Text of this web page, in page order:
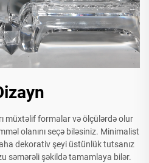
müxtəlif formalar və ölçülərdə olur
olanını seçə biləsiniz. Minimalist
dekorativ şeyi üstünlük tutsanız
səmərəli şəkildə tamamlaya bilər.